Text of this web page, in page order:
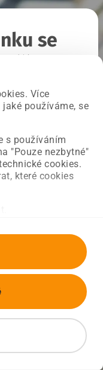
Více
používáme, se
s používáním
"Pouze nezbytné"
cookies.
které cookies
se
ji opravujeme.
stránku.
strana